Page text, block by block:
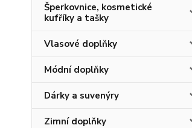
Šperkovnice, kosmetické
kufříky a tašky
Vlasové doplňky
Módní doplňky
Dárky a suvenýry
Zimní doplňky